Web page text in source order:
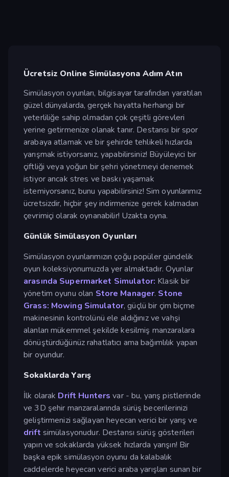
Ücretsiz Online Simülasyona Adım Atın
Simülasyon oyunları, bilgisayar tarafından yaratılan
güzel dünyalarda, gerçek hayatta herhangi bir
yeterliliğe sahip olmadan çok çeşitli görevleri
yerine getirmenize olanak tanır. Destansı bir spor
arabaya atlamak ve bir şehirde tehlikeli hızlarda
yarışmak istiyorsanız, yapabilirsiniz! Büyüleyici bir
çiftliği veya yoğun bir şehri yönetmeyi denemek
istiyor ancak stres ve baskı yaşamak
istemiyorsanız, bunu yapabilirsiniz! Sim oyunlarımız
ücretsizdir, hiçbir şey indirmenize gerek kalmadan
çevrimiçi olarak oynanabilir! Uzakta oyna.
Günlük Simülasyon Oyunları
Simülasyon oyunlarımızın çoğu popüler gündelik
oyun koleksiyonumuzda yer almaktadır. Oyunlar
arasında Supermarket Simulator: Klasik bir
yönetim oyunu olan Store Manager. Stone
Grass: Mowing Simulator, güçlü bir çim biçme
makinesinin kontrolünü ele aldığınız ve vahşi
alanları mükemmel şekilde kesilmiş manzaralara
dönüştürdüğünüz rahatlatıcı ama bağımlılık yapan
bir oyundur.
Sokaklarda Yarış
İlk olarak Drift Hunters var - bu, yarış pistlerinde
ve 3D şehir manzaralarında sürüş becerilerinizi
geliştirmenizi sağlayan heyecan verici bir yarış ve
drift simülasyonudur. Destansı sürüş gösterileri
yapın ve sokaklarda yüksek hızlarda yarışın! Bir
başka epik simülasyon oyunu da kalabalık
caddelerde heyecan verici araba yarışları sunan bir